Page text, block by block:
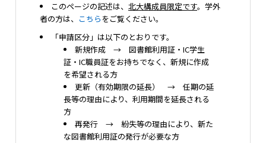
このページの記述は、 北大構成員限定です。学外
者の方は、 こちらをご覧ください。
「申請区分」は以下のとおりです。
新規作成 → 図書館利用証・IC学生
証・IC職員証をお持ちでなく、新規に作成
を希望される方
更新（有効期限の延長） → 任期の延
長等の理由により、利用期間を延長される
方
再発行 → 紛失等の理由により、新た
な図書館利用証の発行が必要な方